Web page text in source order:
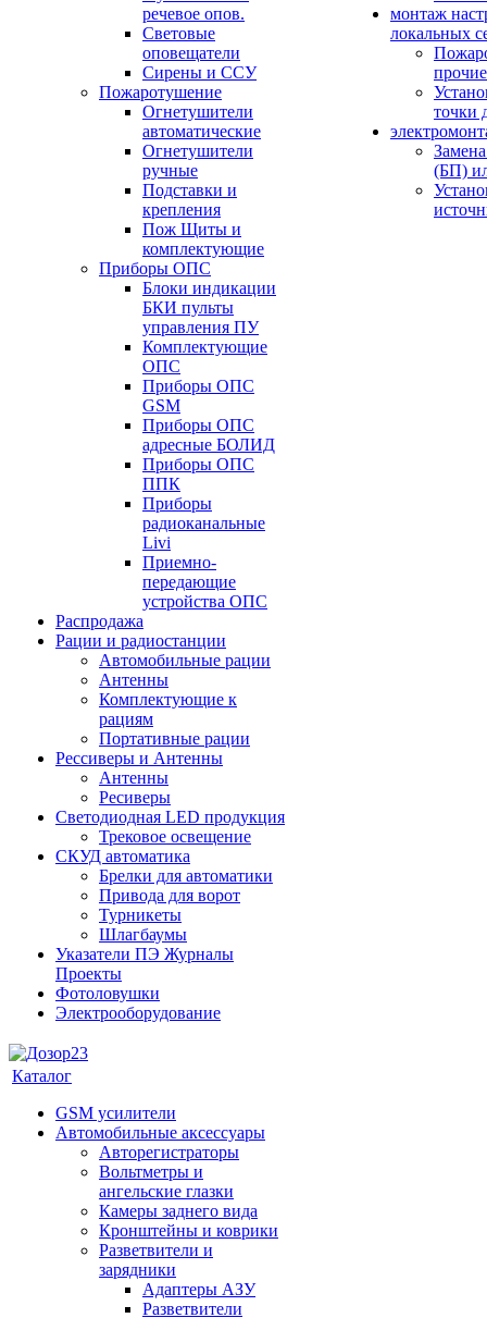
речевое опов.
Световые
оповещатели
Сирены и ССУ
Пожаротушение
Огнетушители
автоматические
Огнетушители
ручные
Подставки и
крепления
Пож Щиты и
комплектующие
Приборы ОПС
Блоки индикации
БКИ пульты
управления ПУ
Комплектующие
ОПС
Приборы ОПС
GSM
Приборы ОПС
адресные БОЛИД
Приборы ОПС
ППК
Приборы
радиоканальные
Livi
Приемно-
передающие
устройства ОПС
Распродажа
Рации и радиостанции
Автомобильные рации
Антенны
Комплектующие к
рациям
Портативные рации
Рессиверы и Антенны
Антенны
Ресиверы
Светодиодная LED продукция
Трековое освещение
СКУД автоматика
Брелки для автоматики
Привода для ворот
Турникеты
Шлагбаумы
Указатели ПЭ Журналы
Проекты
Фотоловушки
Электрооборудование
монтаж
локальных
точки
(БП)
Каталог
GSM усилители
Автомобильные аксессуары
Авторегистраторы
Вольтметры и
ангельские глазки
Камеры заднего вида
Кронштейны и коврики
Разветвители и
зарядники
Адаптеры АЗУ
Разветвители